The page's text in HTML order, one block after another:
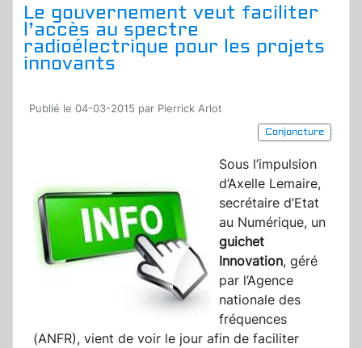
Le gouvernement veut faciliter
l’accès au spectre
radioélectrique pour les projets
innovants
Publié le 04-03-2015 par Pierrick Arlot
Conjoncture
Sous l’impulsion
d’Axelle Lemaire,
secrétaire d’Etat
au Numérique, un
guichet
Innovation, géré
par l’Agence
nationale des
fréquences
(ANFR), vient de voir le jour afin de faciliter